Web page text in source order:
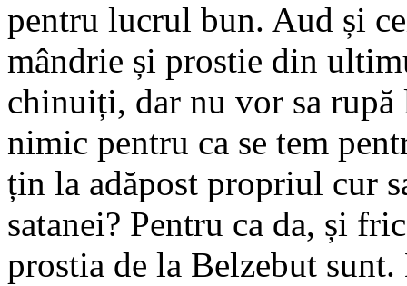
pentru lucrul bun. Aud și
mândrie și prostie din
chinuiți, dar nu vor sa
nimic pentru ca se tem
țin la adăpost propriul cur
satanei? Pentru ca da, și
prostia de la Belzebut